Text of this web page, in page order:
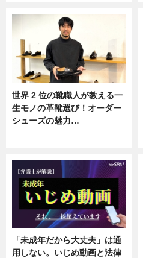
世界 2 位の靴職人が教える一
生モノの革靴選び！オーダー
シューズの魅力…
「未成年だから大丈夫」は通
用しない。いじめ動画と法律